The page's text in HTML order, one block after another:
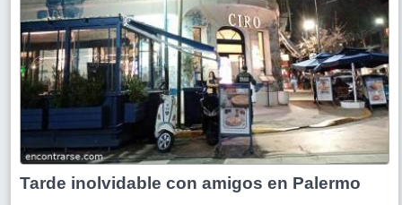
Tarde inolvidable con amigos en Palermo